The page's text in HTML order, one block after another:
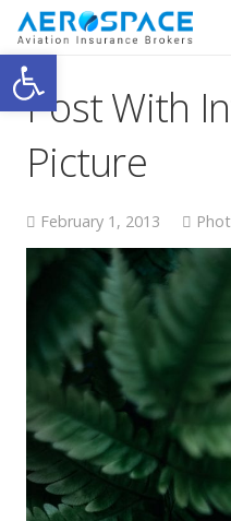
Open toolbar
Post With
Picture
February 1, 2013